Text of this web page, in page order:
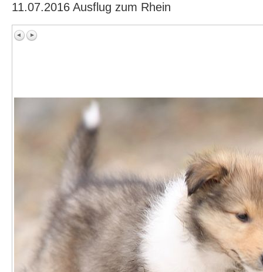
11.07.2016 Ausflug zum Rhein